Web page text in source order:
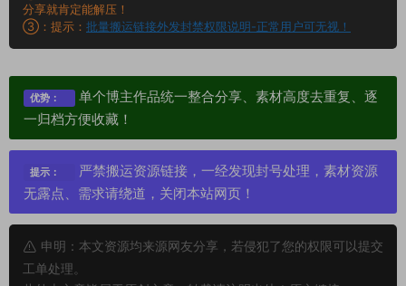
分享就肯定能解压！
③：提示： 批量搬运链接外发封禁权限说明-正常用户可无视！
优势：
单个博主作品统一整合分享、素材高度去重复、逐
一归档方便收藏！
提示：
严禁搬运资源链接，一经发现封号处理，素材资源
无露点、需求请绕道，关闭本站网页！
申明：本文资源均来源网友分享，若侵犯了您的权限可以提交
工单处理。